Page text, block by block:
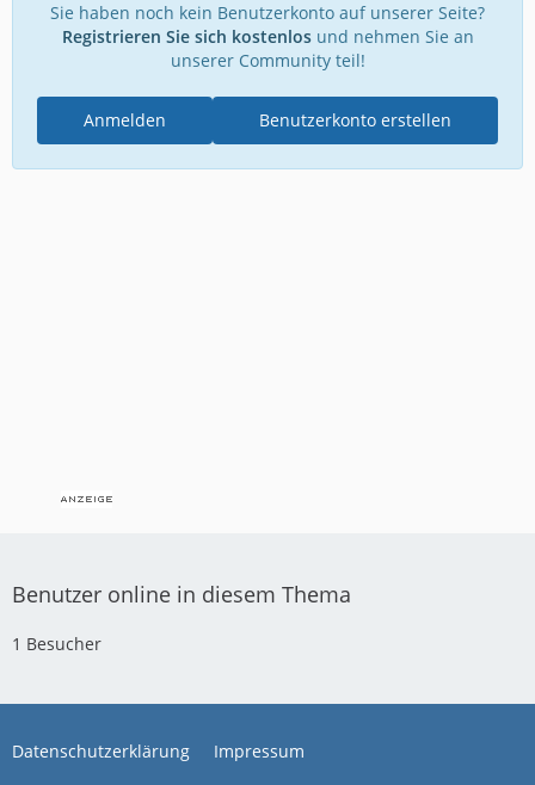
Sie haben noch kein Benutzerkonto auf unserer Seite?
Registrieren Sie sich kostenlosund nehmen Sie an
unserer Community teil!
Benutzerkonto erstellen
Anmelden
Benutzer online in diesem Thema
1 Besucher
Datenschutzerklärung Impressum